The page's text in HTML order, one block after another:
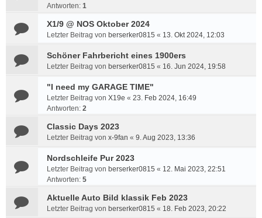
Antworten: 1
X1/9 @ NOS Oktober 2024
Letzter Beitrag von berserker0815 « 13. Okt 2024, 12:03
Schöner Fahrbericht eines 1900ers
Letzter Beitrag von berserker0815 « 16. Jun 2024, 19:58
"I need my GARAGE TIME"
Letzter Beitrag von X19e « 23. Feb 2024, 16:49
Antworten: 2
Classic Days 2023
Letzter Beitrag von x-9fan « 9. Aug 2023, 13:36
Nordschleife Pur 2023
Letzter Beitrag von berserker0815 « 12. Mai 2023, 22:51
Antworten: 5
Aktuelle Auto Bild klassik Feb 2023
Letzter Beitrag von berserker0815 « 18. Feb 2023, 20:22